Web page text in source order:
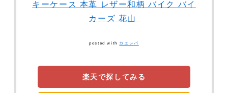
キーケース 本革 レザー和柄 バイク バイ
カーズ 花山
posted with カエレバ
楽天で探してみる